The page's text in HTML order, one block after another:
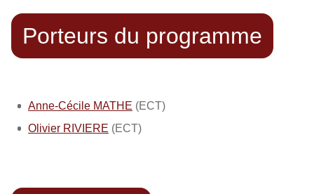
Porteurs du programme
Anne-Cécile MATHE (ECT)
Olivier RIVIERE (ECT)